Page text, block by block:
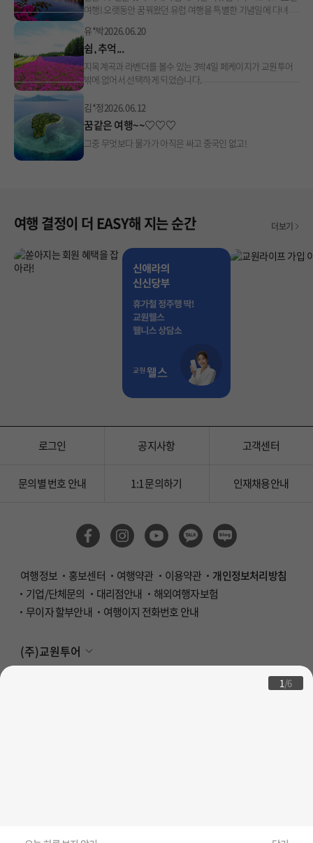
여행! 오랫동안 꿈꿔왔던 유럽 여행을 특별한 기념일에 다녀
유*박2026.06.20
쉼, 추억...
지옥계곡과 라벤더를 볼수 있는 3박4일 페케이지가 교원투어
밖에 없어서 선택하게 되었습니다.
김*정2026.06.12
꿈같은 여행~~♡♡♡
그중 무엇보다 물가가 아직은 싸고 중국인 없고!
여행 결정이 더 EASY해 지는 순간 더보기
1/6
로그인 공지사항 고객센터
문의별 번호 안내 1:1 문의하기 인재채용안내
여행정보 홍보센터 여행약관 이용약관
개인정보처리방침
기업/단체문의
대리점안내
해외여행자보험
무이자 할부안내
여행이지 전화번호 안내
(주)교원투어